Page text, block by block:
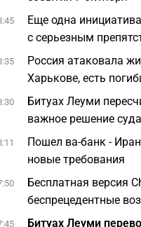
Еще одна
с серьезным
Россия атаковала
Харькове, есть
Битуах Леуми
важное решение суда
Пошел ва-банк -
новые требования
Бесплатная версия
беспрецедентные
Битуах Леуми